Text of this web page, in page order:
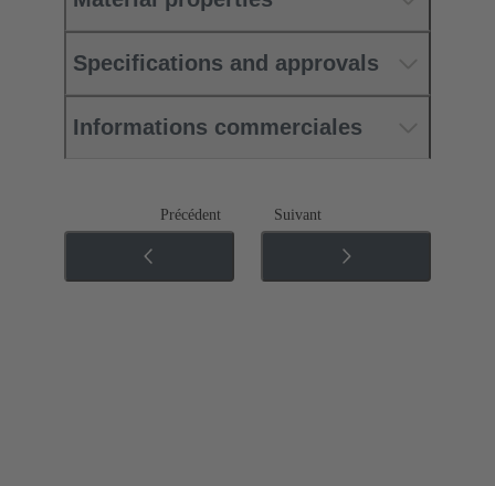
Specifications and approvals
Informations commerciales
Précédent Suivant